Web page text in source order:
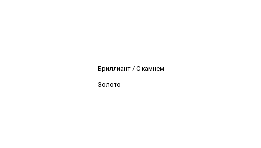
Бриллиант / С камнем
Золото